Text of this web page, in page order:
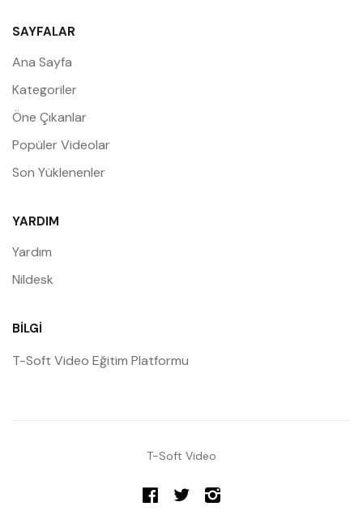
SAYFALAR
Ana Sayfa
Kategoriler
Öne Çıkanlar
Popüler Videolar
Son Yüklenenler
YARDIM
Yardım
Nildesk
BILGI
T-Soft Video Eğitim Platformu
T-Soft Video